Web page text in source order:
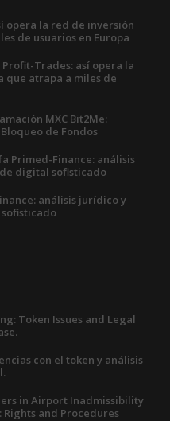
opera la red de inversión
de usuarios en Europa
Profit-Trades: así opera la
atrapa a miles de
MXC Bit2Me:
de Fondos
Primed-Finance: análisis
digital sofisticado
análisis jurídico y
Token Issues and Legal
con el token y análisis
in Airport Inadmissibility
Rights and Procedures